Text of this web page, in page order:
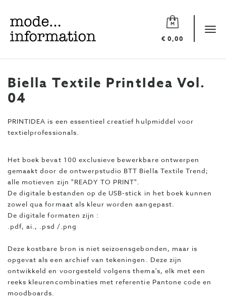
€ 0,00
Mode
information
Biella Textile PrintIdea Vol.
04
PRINTIDEA is een essentieel creatief hulpmiddel voor
textielprofessionals.
Het boek bevat 100 exclusieve bewerkbare ontwerpen
gemaakt door de ontwerpstudio BTT Biella Textile Trend;
alle motieven zijn "READY TO PRINT".
De digitale bestanden op de USB-stick in het boek kunnen
zowel qua formaat als kleur worden aangepast.
De digitale formaten zijn :
.pdf, ai., .psd /.png
Deze kostbare bron is niet seizoensgebonden, maar is
opgevat als een archief van tekeningen. Deze zijn
ontwikkeld en voorgesteld volgens thema's, elk met een
reeks kleurencombinaties met referentie Pantone code en
moodboards.